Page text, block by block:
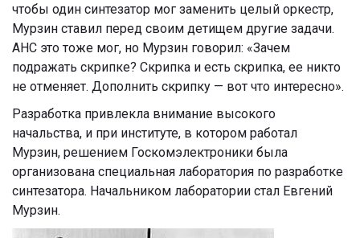
чтобы один синтезатор мог заменить целый оркестр,
Мурзин ставил перед своим детищем другие задачи.
АНС это тоже мог, но Мурзин говорил: «Зачем
подражать скрипке? Скрипка и есть скрипка, ее никто
не отменяет. Дополнить скрипку — вот что интересно».
Разработка привлекла внимание высокого
начальства, и при институте, в котором работал
Мурзин, решением Госкомэлектроники была
организована специальная лаборатория по разработке
синтезатора. Начальником лаборатории стал Евгений
Мурзин.